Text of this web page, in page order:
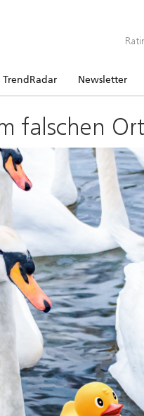
TrendRadar Newsletter
falschen